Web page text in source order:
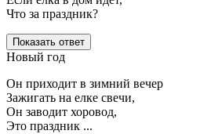
Что за праздник?
Показать ответ
Новый год
Он приходит в зимний вечер
Зажигать на елке свечи,
Он заводит хоровод,
Это праздник ...